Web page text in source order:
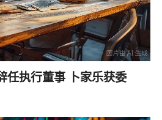
任执行董事 卜家乐获委